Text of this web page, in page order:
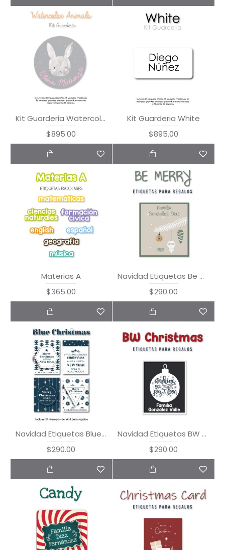
Kit Guarderia Watercolor Animals
$895.00
Kit Guarderia White
$895.00
Materias A
$365.00
Navidad Etiquetas Be Merry
$290.00
Navidad Etiquetas Blue Christmas
$290.00
Navidad Etiquetas BW Christmas
$290.00